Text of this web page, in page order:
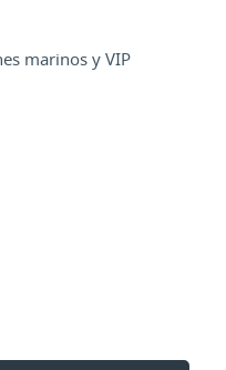
marinos y VIP